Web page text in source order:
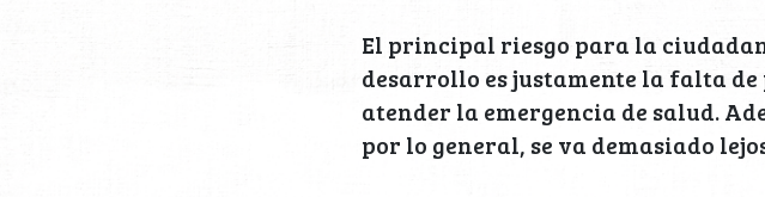
El principal riesgo para la
desarrollo es justamente la falta
atender la emergencia de salud.
por lo general, se va demasiado